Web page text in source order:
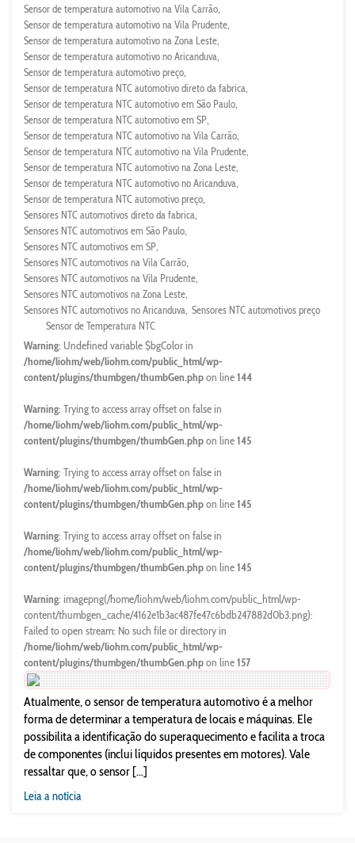
Sensor de temperatura automotivo na Vila Carrão
Sensor de temperatura automotivo na Vila Prudente
Sensor de temperatura automotivo na Zona Leste
Sensor de temperatura automotivo no Aricanduva
Sensor de temperatura automotivo preço
Sensor de temperatura NTC automotivo direto da fabrica
Sensor de temperatura NTC automotivo em São Paulo
Sensor de temperatura NTC automotivo em SP
Sensor de temperatura NTC automotivo na Vila Carrão
Sensor de temperatura NTC automotivo na Vila Prudente
Sensor de temperatura NTC automotivo na Zona Leste
Sensor de temperatura NTC automotivo no Aricanduva
Sensor de temperatura NTC automotivo preço
Sensores NTC automotivos direto da fabrica
Sensores NTC automotivos em São Paulo
Sensores NTC automotivos em SP
Sensores NTC automotivos na Vila Carrão
Sensores NTC automotivos na Vila Prudente
Sensores NTC automotivos na Zona Leste
Sensores NTC automotivos no Aricanduva Sensores NTC automotivos preço
Sensor de Temperatura NTC
Warning: Undefined variable $bgColor in
/home/liohm/web/liohm.com/public_html/wp-
content/plugins/thumbgen/thumbGen.phpon line144
Warning: Trying to access array offset on false in
/home/liohm/web/liohm.com/public_html/wp-
content/plugins/thumbgen/thumbGen.phpon line145
Warning: Trying to access array offset on false in
/home/liohm/web/liohm.com/public_html/wp-
content/plugins/thumbgen/thumbGen.phpon line145
Warning: Trying to access array offset on false in
/home/liohm/web/liohm.com/public_html/wp-
content/plugins/thumbgen/thumbGen.phpon line145
Warning: imagepng(/home/liohm/web/liohm.com/public_html/wp-
content/thumbgen_cache/4162e1b3ac487fe47c6bdb247882d0b3.png):
Failed to open stream: No such file or directory in
/home/liohm/web/liohm.com/public_html/wp-
content/plugins/thumbgen/thumbGen.phpon line157
Atualmente, o sensor de temperatura automotivo é a melhor
forma de determinar a temperatura de locais e máquinas. Ele
possibilita a identificação do superaquecimento e facilita a troca
de componentes (inclui líquidos presentes em motores). Vale
ressaltar que, o sensor [...]
Leia a notícia